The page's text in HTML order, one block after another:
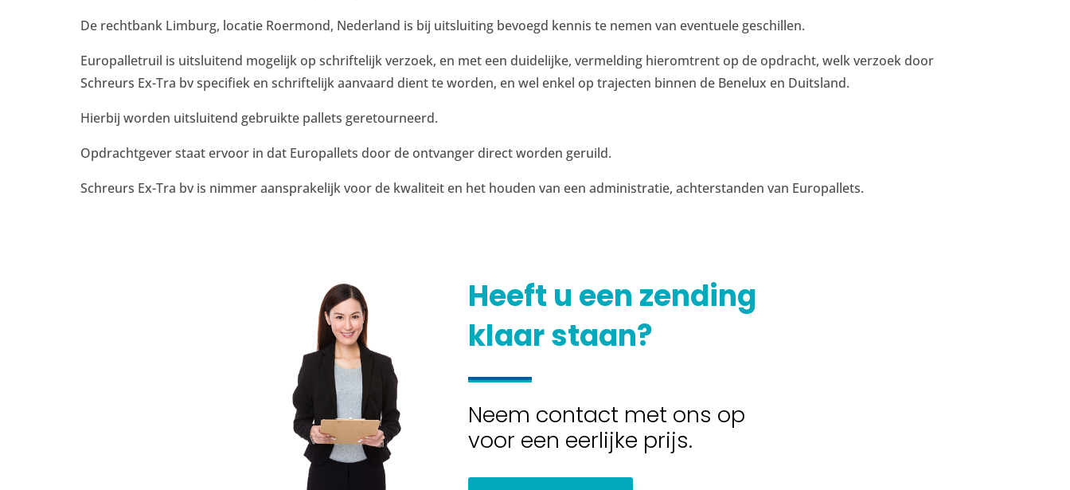
De rechtbank Limburg, locatie Roermond, Nederland is bij uitsluiting bevoegd kennis te nemen van eventuele geschillen.
Europalletruil is uitsluitend mogelijk op schriftelijk verzoek, en met een duidelijke, vermelding hieromtrent op de opdracht, welk verzoek door
Schreurs Ex-Tra bv specifiek en schriftelijk aanvaard dient te worden, en wel enkel op trajecten binnen de Benelux en Duitsland.
Hierbij worden uitsluitend gebruikte pallets geretourneerd.
Opdrachtgever staat ervoor in dat Europallets door de ontvanger direct worden geruild.
Schreurs Ex-Tra bv is nimmer aansprakelijk voor de kwaliteit en het houden van een administratie, achterstanden van Europallets.
Heeft u een zending
klaar staan?
Neem contact met ons op
voor een eerlijke prijs.